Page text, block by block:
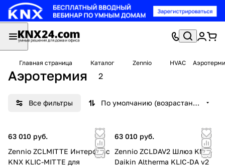
Главная страница Каталог Zennio HVAC
Аэротермия 2
Все фильтры По умолчанию (возрастание)
63 010 руб.
Zennio ZCLMITTE Интерфейс
KNX KLIC-MITTE для
63 010 руб.
Zennio ZCLDAV2 Шлюз KNX-
Daikin Altherma KLIC-DA v2